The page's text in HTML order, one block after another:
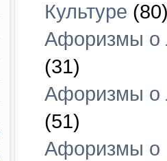
Культуре
Афоризмы о
(31)
Афоризмы о
(51)
Афоризмы о